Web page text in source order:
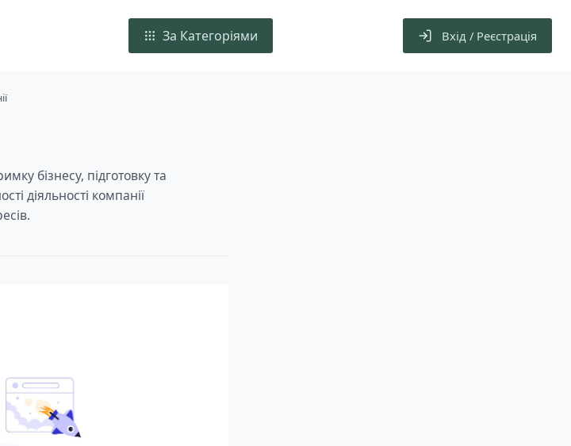
За Категоріями Вхід / Реєстрація
бізнесу, підготовку та
діяльності компанії